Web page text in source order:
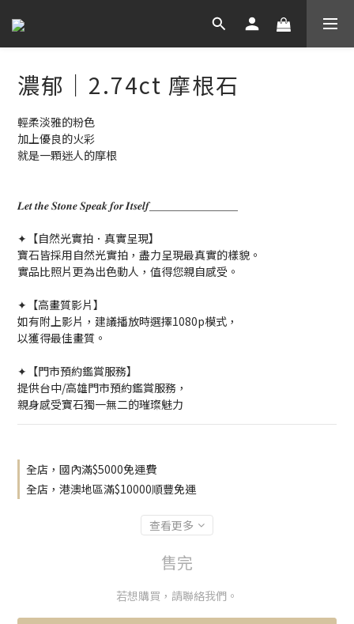
濃郁｜2.74ct 摩根石
輕柔淡雅的粉色
加上優良的火彩
就是一顆迷人的摩根
𝑳𝒆𝒕 𝒕𝒉𝒆 𝑺𝒕𝒐𝒏𝒆 𝑺𝒑𝒆𝒂𝒌 𝒇𝒐𝒓 𝑰𝒕𝒔𝒆𝒍𝒇＿＿＿＿＿＿＿＿
✦【自然光實拍．真實呈現】
寶石皆採用自然光實拍，盡力呈現最真實的樣貌。
實品比照片更為出色動人，值得您親自感受。
✦【高畫質影片】
如有附上影片，建議播放時選擇1080p模式，
以獲得最佳畫質。
✦【門市預約鑑賞服務】
提供台中/高雄門市預約鑑賞服務，
親身感受寶石獨一無二的璀璨魅力
全店，國內滿$5000免運費
全店，港澳地區滿$10000順豐免運
查看更多
售完
若想購買，請聯絡我們。